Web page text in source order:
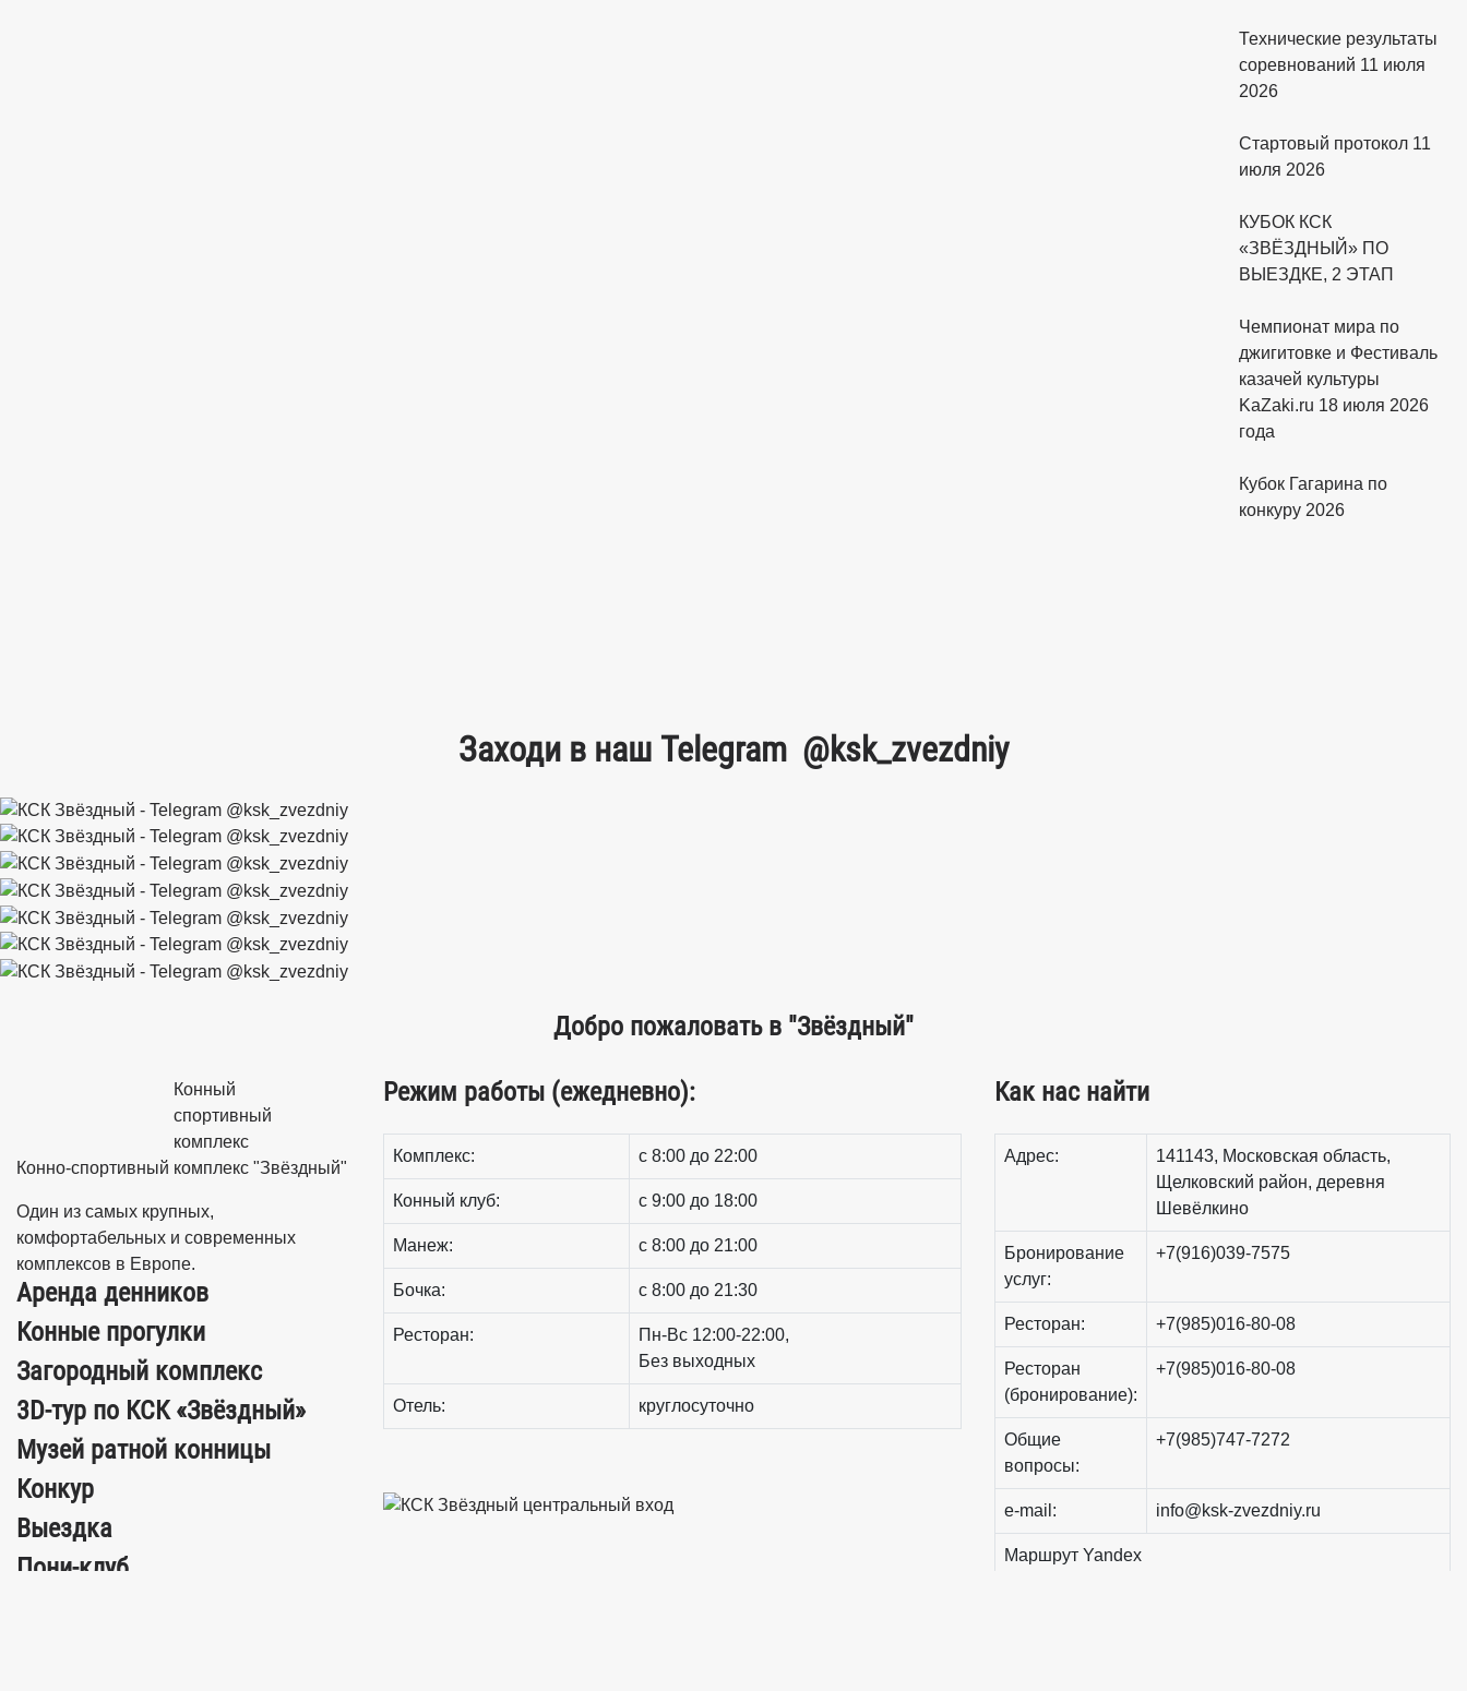
Технические результаты
соревнований 11 июля
2026
Стартовый протокол 11
июля 2026
КУБОК КСК
«ЗВЁЗДНЫЙ» ПО
ВЫЕЗДКЕ, 2 ЭТАП
Чемпионат мира по
джигитовке и Фестиваль
казачей культуры
KaZaki.ru 18 июля 2026
года
Кубок Гагарина по
конкуру 2026
Заходи в наш Telegram @ksk_zvezdniy
Добро пожаловать в "Звёздный"
Конный
спортивный
комплекс
Конно-спортивный комплекс "Звёздный"
Один из самых крупных,
комфортабельных и современных
комплексов в Европе.
Аренда денников
Конные прогулки
Загородный комплекс
3D-тур по КСК «Звёздный»
Музей ратной конницы
Конкур
Выездка
Пони-клуб
Режим работы (ежедневно):
Комплекс: c 8:00 до 22:00
Конный клуб: c 9:00 до 18:00
Манеж: c 8:00 до 21:00
Бочка: c 8:00 до 21:30
Ресторан:
Пн-Вс 12:00-22:00,
Без выходных
Отель: круглосуточно
Как нас найти
Адрес:
141143, Московская область,
Щелковский район, деревня
Шевёлкино
Бронирование
услуг:
+7(916)039-7575
Ресторан: +7(985)016-80-08
Ресторан
(бронирование):
+7(985)016-80-08
Общие
вопросы:
+7(985)747-7272
e-mail: info@ksk-zvezdniy.ru
Маршрут Yandex